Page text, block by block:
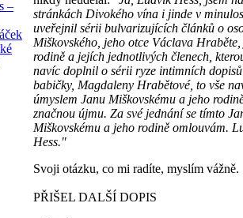
stránkách Divokého vína i jinde v
uveřejnil sérii bulvarizujících článků o
Miškovského, jeho otce Václava
rodině a jejích jednotlivých členech,
navíc doplnil o sérii ryze intimních
babičky, Magdaleny Hrabětové, to vše
úmyslem Janu Miškovskému a jeho
značnou újmu. Za své jednání se tímto
Miškovskému a jeho rodině omlouvám.
Hess."
Svoji otázku, co mi radíte, myslím vážně.
PŘIŠEL DALŠÍ DOPIS